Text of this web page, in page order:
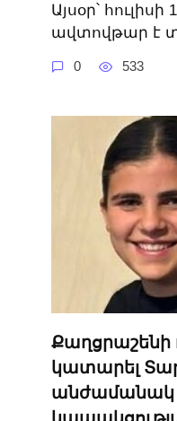
Այսօր՝
ավտովթար է
0 533
Քաղցրաշենի
կատարել
անժամանակ